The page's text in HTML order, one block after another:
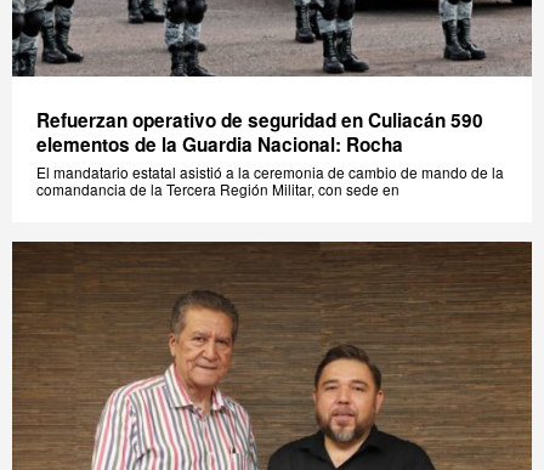
Refuerzan operativo de seguridad en Culiacán 590
elementos de la Guardia Nacional: Rocha
El mandatario estatal asistió a la ceremonia de cambio de mando de la
comandancia de la Tercera Región Militar, con sede en